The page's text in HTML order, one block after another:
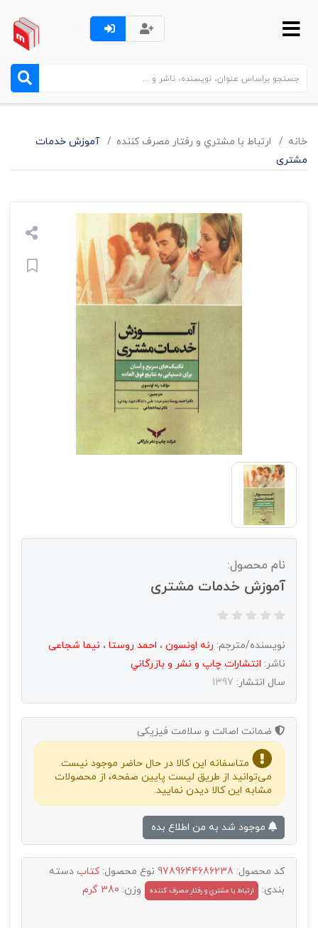
خانه ارتباط با مشتري و رفتار مصرف کننده
آموزش خدمات
مشتری
نام محصول:
آموزش خدمات مشتری
نویسنده/مترجم: رنه اونسون ، احمد روستا ، نیما شجاعی
ناشر: انتشارات چاپ و نشر و بازرگاني
سال انتشار: 1397
ضمانت اصالت و سلامت فیزیکی
متاسفانه این کالا در حال حاضر موجود نیست.
می‌توانید از طریق لیست پایین صفحه، از محصولات
مشابه این کالا دیدن نمایید.
کد محصول: 9789644686238 نوع محصول:کتاب دسته
بندی:
ارتباط با مشتري و رفتار مصرف کننده وزن: 380 گرم